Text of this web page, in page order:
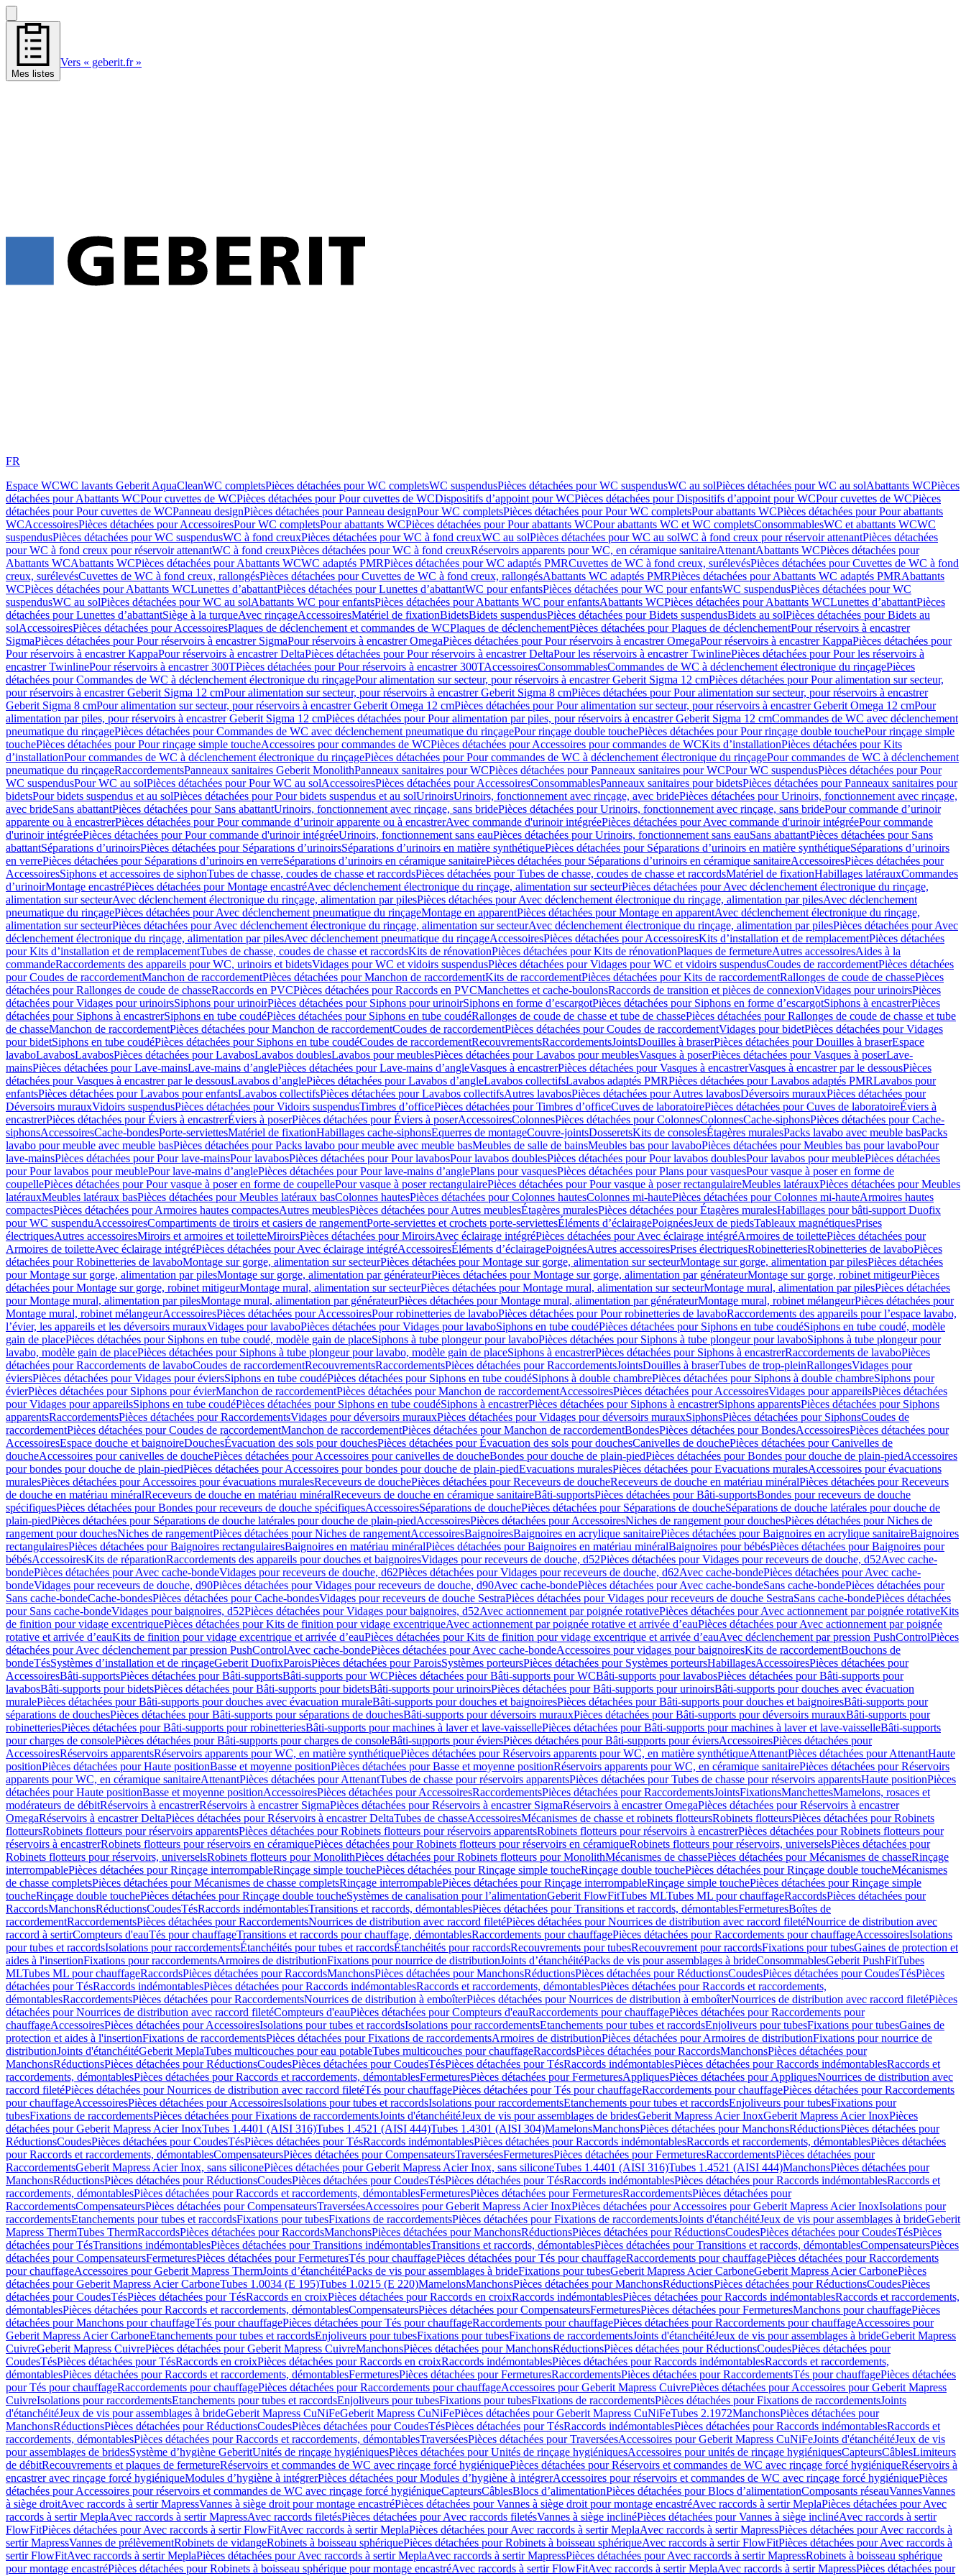
Mes listes
Vers « geberit.fr »
FR
Espace WCWC lavants Geberit AquaCleanWC completsPièces détachées pour WC completsWC suspendusPièces détachées pour WC suspendusWC au solPièces détachées pour WC au solAbattants WCPièces
détachées pour Abattants WCPour cuvettes de WCPièces détachées pour Pour cuvettes de WCDispositifs d’appoint pour WCPièces détachées pour Dispositifs d’appoint pour WCPour cuvettes de WCPièces
détachées pour Pour cuvettes de WCPanneau designPièces détachées pour Panneau designPour WC completsPièces détachées pour Pour WC completsPour abattants WCPièces détachées pour Pour abattants
WCAccessoiresPièces détachées pour AccessoiresPour WC completsPour abattants WCPièces détachées pour Pour abattants WCPour abattants WC et WC completsConsommablesWC et abattants WCWC
suspendusPièces détachées pour WC suspendusWC à fond creuxPièces détachées pour WC à fond creuxWC au solPièces détachées pour WC au solWC à fond creux pour réservoir attenantPièces détachées
pour WC à fond creux pour réservoir attenantWC à fond creuxPièces détachées pour WC à fond creuxRéservoirs apparents pour WC, en céramique sanitaireAttenantAbattants WCPièces détachées pour
Abattants WCAbattants WCPièces détachées pour Abattants WCWC adaptés PMRPièces détachées pour WC adaptés PMRCuvettes de WC à fond creux, surélevésPièces détachées pour Cuvettes de WC à fond
creux, surélevésCuvettes de WC à fond creux, rallongésPièces détachées pour Cuvettes de WC à fond creux, rallongésAbattants WC adaptés PMRPièces détachées pour Abattants WC adaptés PMRAbattants
WCPièces détachées pour Abattants WCLunettes d’abattantPièces détachées pour Lunettes d’abattantWC pour enfantsPièces détachées pour WC pour enfantsWC suspendusPièces détachées pour WC
suspendusWC au solPièces détachées pour WC au solAbattants WC pour enfantsPièces détachées pour Abattants WC pour enfantsAbattants WCPièces détachées pour Abattants WCLunettes d’abattantPièces
détachées pour Lunettes d’abattantSiège à la turqueAvec rinçageAccessoiresMatériel de fixationBidetsBidets suspendusPièces détachées pour Bidets suspendusBidets au solPièces détachées pour Bidets au
solAccessoiresPièces détachées pour AccessoiresPlaques de déclenchement et commandes de WCPlaques de déclenchementPièces détachées pour Plaques de déclenchementPour réservoirs à encastrer
SigmaPièces détachées pour Pour réservoirs à encastrer SigmaPour réservoirs à encastrer OmegaPièces détachées pour Pour réservoirs à encastrer OmegaPour réservoirs à encastrer KappaPièces détachées pour
Pour réservoirs à encastrer KappaPour réservoirs à encastrer DeltaPièces détachées pour Pour réservoirs à encastrer DeltaPour les réservoirs à encastrer TwinlinePièces détachées pour Pour les réservoirs à
encastrer TwinlinePour réservoirs à encastrer 300TPièces détachées pour Pour réservoirs à encastrer 300TAccessoiresConsommablesCommandes de WC à déclenchement électronique du rinçagePièces
détachées pour Commandes de WC à déclenchement électronique du rinçagePour alimentation sur secteur, pour réservoirs à encastrer Geberit Sigma 12 cmPièces détachées pour Pour alimentation sur secteur,
pour réservoirs à encastrer Geberit Sigma 12 cmPour alimentation sur secteur, pour réservoirs à encastrer Geberit Sigma 8 cmPièces détachées pour Pour alimentation sur secteur, pour réservoirs à encastrer
Geberit Sigma 8 cmPour alimentation sur secteur, pour réservoirs à encastrer Geberit Omega 12 cmPièces détachées pour Pour alimentation sur secteur, pour réservoirs à encastrer Geberit Omega 12 cmPour
alimentation par piles, pour réservoirs à encastrer Geberit Sigma 12 cmPièces détachées pour Pour alimentation par piles, pour réservoirs à encastrer Geberit Sigma 12 cmCommandes de WC avec déclenchement
pneumatique du rinçagePièces détachées pour Commandes de WC avec déclenchement pneumatique du rinçagePour rinçage double touchePièces détachées pour Pour rinçage double touchePour rinçage simple
touchePièces détachées pour Pour rinçage simple toucheAccessoires pour commandes de WCPièces détachées pour Accessoires pour commandes de WCKits d’installationPièces détachées pour Kits
d’installationPour commandes de WC à déclenchement électronique du rinçagePièces détachées pour Pour commandes de WC à déclenchement électronique du rinçagePour commandes de WC à déclenchement
pneumatique du rinçageRaccordementsPanneaux sanitaires Geberit MonolithPanneaux sanitaires pour WCPièces détachées pour Panneaux sanitaires pour WCPour WC suspendusPièces détachées pour Pour
WC suspendusPour WC au solPièces détachées pour Pour WC au solAccessoiresPièces détachées pour AccessoiresConsommablesPanneaux sanitaires pour bidetsPièces détachées pour Panneaux sanitaires pour
bidetsPour bidets suspendus et au solPièces détachées pour Pour bidets suspendus et au solUrinoirsUrinoirs, fonctionnement avec rinçage, avec bridePièces détachées pour Urinoirs, fonctionnement avec rinçage,
avec brideSans abattantPièces détachées pour Sans abattantUrinoirs, fonctionnement avec rinçage, sans bridePièces détachées pour Urinoirs, fonctionnement avec rinçage, sans bridePour commande d’urinoir
apparente ou à encastrerPièces détachées pour Pour commande d’urinoir apparente ou à encastrerAvec commande d'urinoir intégréePièces détachées pour Avec commande d'urinoir intégréePour commande
d'urinoir intégréePièces détachées pour Pour commande d'urinoir intégréeUrinoirs, fonctionnement sans eauPièces détachées pour Urinoirs, fonctionnement sans eauSans abattantPièces détachées pour Sans
abattantSéparations d’urinoirsPièces détachées pour Séparations d’urinoirsSéparations d’urinoirs en matière synthétiquePièces détachées pour Séparations d’urinoirs en matière synthétiqueSéparations d’urinoirs
en verrePièces détachées pour Séparations d’urinoirs en verreSéparations d’urinoirs en céramique sanitairePièces détachées pour Séparations d’urinoirs en céramique sanitaireAccessoiresPièces détachées pour
AccessoiresSiphons et accessoires de siphonTubes de chasse, coudes de chasse et raccordsPièces détachées pour Tubes de chasse, coudes de chasse et raccordsMatériel de fixationHabillages latérauxCommandes
dʼurinoirMontage encastréPièces détachées pour Montage encastréAvec déclenchement électronique du rinçage, alimentation sur secteurPièces détachées pour Avec déclenchement électronique du rinçage,
alimentation sur secteurAvec déclenchement électronique du rinçage, alimentation par pilesPièces détachées pour Avec déclenchement électronique du rinçage, alimentation par pilesAvec déclenchement
pneumatique du rinçagePièces détachées pour Avec déclenchement pneumatique du rinçageMontage en apparentPièces détachées pour Montage en apparentAvec déclenchement électronique du rinçage,
alimentation sur secteurPièces détachées pour Avec déclenchement électronique du rinçage, alimentation sur secteurAvec déclenchement électronique du rinçage, alimentation par pilesPièces détachées pour Avec
déclenchement électronique du rinçage, alimentation par pilesAvec déclenchement pneumatique du rinçageAccessoiresPièces détachées pour AccessoiresKits d’installation et de remplacementPièces détachées
pour Kits d’installation et de remplacementTubes de chasse, coudes de chasse et raccordsKits de rénovationPièces détachées pour Kits de rénovationPlaques de fermetureAutres accessoiresAides à la
commandeRaccordements des appareils pour WC, urinoirs et bidetsVidages pour WC et vidoirs suspendusPièces détachées pour Vidages pour WC et vidoirs suspendusCoudes de raccordementPièces détachées
pour Coudes de raccordementManchon de raccordementPièces détachées pour Manchon de raccordementKits de raccordementPièces détachées pour Kits de raccordementRallonges de coude de chassePièces
détachées pour Rallonges de coude de chasseRaccords en PVCPièces détachées pour Raccords en PVCManchettes et cache-boulonsRaccords de transition et pièces de connexionVidages pour urinoirsPièces
détachées pour Vidages pour urinoirsSiphons pour urinoirPièces détachées pour Siphons pour urinoirSiphons en forme d’escargotPièces détachées pour Siphons en forme d’escargotSiphons à encastrerPièces
détachées pour Siphons à encastrerSiphons en tube coudéPièces détachées pour Siphons en tube coudéRallonges de coude de chasse et tube de chassePièces détachées pour Rallonges de coude de chasse et tube
de chasseManchon de raccordementPièces détachées pour Manchon de raccordementCoudes de raccordementPièces détachées pour Coudes de raccordementVidages pour bidetPièces détachées pour Vidages
pour bidetSiphons en tube coudéPièces détachées pour Siphons en tube coudéCoudes de raccordementRecouvrementsRaccordementsJointsDouilles à braserPièces détachées pour Douilles à braserEspace
lavaboLavabosLavabosPièces détachées pour LavabosLavabos doublesLavabos pour meublesPièces détachées pour Lavabos pour meublesVasques à poserPièces détachées pour Vasques à poserLave-
mainsPièces détachées pour Lave-mainsLave-mains d’anglePièces détachées pour Lave-mains d’angleVasques à encastrerPièces détachées pour Vasques à encastrerVasques à encastrer par le dessousPièces
détachées pour Vasques à encastrer par le dessousLavabos d’anglePièces détachées pour Lavabos d’angleLavabos collectifsLavabos adaptés PMRPièces détachées pour Lavabos adaptés PMRLavabos pour
enfantsPièces détachées pour Lavabos pour enfantsLavabos collectifsPièces détachées pour Lavabos collectifsAutres lavabosPièces détachées pour Autres lavabosDéversoirs murauxPièces détachées pour
Déversoirs murauxVidoirs suspendusPièces détachées pour Vidoirs suspendusTimbres dʼofficePièces détachées pour Timbres dʼofficeCuves de laboratoirePièces détachées pour Cuves de laboratoireÉviers à
encastrerPièces détachées pour Éviers à encastrerÉviers à poserPièces détachées pour Éviers à poserAccessoiresColonnesPièces détachées pour ColonnesColonnesCache-siphonsPièces détachées pour Cache-
siphonsAccessoiresCache-bondesPorte-serviettesMatériel de fixationHabillages cache-siphonsEquerres de montageCouvre-jointsDosseretsKits de consolesÉtagères muralesPacks lavabo avec meuble basPacks
lavabo pour meuble avec meuble basPièces détachées pour Packs lavabo pour meuble avec meuble basMeubles de salle de bainsMeubles bas pour lavaboPièces détachées pour Meubles bas pour lavaboPour
lave-mainsPièces détachées pour Pour lave-mainsPour lavabosPièces détachées pour Pour lavabosPour lavabos doublesPièces détachées pour Pour lavabos doublesPour lavabos pour meublePièces détachées
pour Pour lavabos pour meublePour lave-mains d’anglePièces détachées pour Pour lave-mains d’anglePlans pour vasquesPièces détachées pour Plans pour vasquesPour vasque à poser en forme de
coupellePièces détachées pour Pour vasque à poser en forme de coupellePour vasque à poser rectangulairePièces détachées pour Pour vasque à poser rectangulaireMeubles latérauxPièces détachées pour Meubles
latérauxMeubles latéraux basPièces détachées pour Meubles latéraux basColonnes hautesPièces détachées pour Colonnes hautesColonnes mi-hautePièces détachées pour Colonnes mi-hauteArmoires hautes
compactesPièces détachées pour Armoires hautes compactesAutres meublesPièces détachées pour Autres meublesÉtagères muralesPièces détachées pour Étagères muralesHabillages pour bâti-support Duofix
pour WC suspenduAccessoiresCompartiments de tiroirs et casiers de rangementPorte-serviettes et crochets porte-serviettesÉléments d’éclairagePoignéesJeux de piedsTableaux magnétiquesPrises
électriquesAutres accessoiresMiroirs et armoires et toiletteMiroirsPièces détachées pour MiroirsAvec éclairage intégréPièces détachées pour Avec éclairage intégréArmoires de toilettePièces détachées pour
Armoires de toiletteAvec éclairage intégréPièces détachées pour Avec éclairage intégréAccessoiresÉléments d’éclairagePoignéesAutres accessoiresPrises électriquesRobinetteriesRobinetteries de lavaboPièces
détachées pour Robinetteries de lavaboMontage sur gorge, alimentation sur secteurPièces détachées pour Montage sur gorge, alimentation sur secteurMontage sur gorge, alimentation par pilesPièces détachées
pour Montage sur gorge, alimentation par pilesMontage sur gorge, alimentation par générateurPièces détachées pour Montage sur gorge, alimentation par générateurMontage sur gorge, robinet mitigeurPièces
détachées pour Montage sur gorge, robinet mitigeurMontage mural, alimentation sur secteurPièces détachées pour Montage mural, alimentation sur secteurMontage mural, alimentation par pilesPièces détachées
pour Montage mural, alimentation par pilesMontage mural, alimentation par générateurPièces détachées pour Montage mural, alimentation par générateurMontage mural, robinet mélangeurPièces détachées pour
Montage mural, robinet mélangeurAccessoiresPièces détachées pour AccessoiresPour robinetteries de lavaboPièces détachées pour Pour robinetteries de lavaboRaccordements des appareils pour l’espace lavabo,
l’évier, les appareils et les déversoirs murauxVidages pour lavaboPièces détachées pour Vidages pour lavaboSiphons en tube coudéPièces détachées pour Siphons en tube coudéSiphons en tube coudé, modèle
gain de placePièces détachées pour Siphons en tube coudé, modèle gain de placeSiphons à tube plongeur pour lavaboPièces détachées pour Siphons à tube plongeur pour lavaboSiphons à tube plongeur pour
lavabo, modèle gain de placePièces détachées pour Siphons à tube plongeur pour lavabo, modèle gain de placeSiphons à encastrerPièces détachées pour Siphons à encastrerRaccordements de lavaboPièces
détachées pour Raccordements de lavaboCoudes de raccordementRecouvrementsRaccordementsPièces détachées pour RaccordementsJointsDouilles à braserTubes de trop-pleinRallongesVidages pour
éviersPièces détachées pour Vidages pour éviersSiphons en tube coudéPièces détachées pour Siphons en tube coudéSiphons à double chambrePièces détachées pour Siphons à double chambreSiphons pour
évierPièces détachées pour Siphons pour évierManchon de raccordementPièces détachées pour Manchon de raccordementAccessoiresPièces détachées pour AccessoiresVidages pour appareilsPièces détachées
pour Vidages pour appareilsSiphons en tube coudéPièces détachées pour Siphons en tube coudéSiphons à encastrerPièces détachées pour Siphons à encastrerSiphons apparentsPièces détachées pour Siphons
apparentsRaccordementsPièces détachées pour RaccordementsVidages pour déversoirs murauxPièces détachées pour Vidages pour déversoirs murauxSiphonsPièces détachées pour SiphonsCoudes de
raccordementPièces détachées pour Coudes de raccordementManchon de raccordementPièces détachées pour Manchon de raccordementBondesPièces détachées pour BondesAccessoiresPièces détachées pour
AccessoiresEspace douche et baignoireDouchesÉvacuation des sols pour douchesPièces détachées pour Évacuation des sols pour douchesCanivelles de douchePièces détachées pour Canivelles de
doucheAccessoires pour canivelles de douchePièces détachées pour Accessoires pour canivelles de doucheBondes pour douche de plain-piedPièces détachées pour Bondes pour douche de plain-piedAccessoires
pour bondes pour douche de plain-piedPièces détachées pour Accessoires pour bondes pour douche de plain-piedEvacuations muralesPièces détachées pour Evacuations muralesAccessoires pour évacuations
muralesPièces détachées pour Accessoires pour évacuations muralesReceveurs de douchePièces détachées pour Receveurs de doucheReceveurs de douche en matériau minéralPièces détachées pour Receveurs
de douche en matériau minéralReceveurs de douche en matériau minéralReceveurs de douche en céramique sanitaireBâti-supportsPièces détachées pour Bâti-supportsBondes pour receveurs de douche
spécifiquesPièces détachées pour Bondes pour receveurs de douche spécifiquesAccessoiresSéparations de douchePièces détachées pour Séparations de doucheSéparations de douche latérales pour douche de
plain-piedPièces détachées pour Séparations de douche latérales pour douche de plain-piedAccessoiresPièces détachées pour AccessoiresNiches de rangement pour douchesPièces détachées pour Niches de
rangement pour douchesNiches de rangementPièces détachées pour Niches de rangementAccessoiresBaignoiresBaignoires en acrylique sanitairePièces détachées pour Baignoires en acrylique sanitaireBaignoires
rectangulairesPièces détachées pour Baignoires rectangulairesBaignoires en matériau minéralPièces détachées pour Baignoires en matériau minéralBaignoires pour bébésPièces détachées pour Baignoires pour
bébésAccessoiresKits de réparationRaccordements des appareils pour douches et baignoiresVidages pour receveurs de douche, d52Pièces détachées pour Vidages pour receveurs de douche, d52Avec cache-
bondePièces détachées pour Avec cache-bondeVidages pour receveurs de douche, d62Pièces détachées pour Vidages pour receveurs de douche, d62Avec cache-bondePièces détachées pour Avec cache-
bondeVidages pour receveurs de douche, d90Pièces détachées pour Vidages pour receveurs de douche, d90Avec cache-bondePièces détachées pour Avec cache-bondeSans cache-bondePièces détachées pour
Sans cache-bondeCache-bondesPièces détachées pour Cache-bondesVidages pour receveurs de douche SestraPièces détachées pour Vidages pour receveurs de douche SestraSans cache-bondePièces détachées
pour Sans cache-bondeVidages pour baignoires, d52Pièces détachées pour Vidages pour baignoires, d52Avec actionnement par poignée rotativePièces détachées pour Avec actionnement par poignée rotativeKits
de finition pour vidage excentriquePièces détachées pour Kits de finition pour vidage excentriqueAvec actionnement par poignée rotative et arrivée d’eauPièces détachées pour Avec actionnement par poignée
rotative et arrivée d’eauKits de finition pour vidage excentrique et arrivée d’eauPièces détachées pour Kits de finition pour vidage excentrique et arrivée d’eauAvec déclenchement par pression PushControlPièces
détachées pour Avec déclenchement par pression PushControlAvec cache-bondePièces détachées pour Avec cache-bondeAccessoires pour vidages pour baignoiresKits de raccordementBouchons de
bondeTésSystèmes d’installation et de rinçageGeberit DuofixParoisPièces détachées pour ParoisSystèmes porteursPièces détachées pour Systèmes porteursHabillagesAccessoiresPièces détachées pour
AccessoiresBâti-supportsPièces détachées pour Bâti-supportsBâti-supports pour WCPièces détachées pour Bâti-supports pour WCBâti-supports pour lavabosPièces détachées pour Bâti-supports pour
lavabosBâti-supports pour bidetsPièces détachées pour Bâti-supports pour bidetsBâti-supports pour urinoirsPièces détachées pour Bâti-supports pour urinoirsBâti-supports pour douches avec évacuation
muralePièces détachées pour Bâti-supports pour douches avec évacuation muraleBâti-supports pour douches et baignoiresPièces détachées pour Bâti-supports pour douches et baignoiresBâti-supports pour
séparations de douchesPièces détachées pour Bâti-supports pour séparations de douchesBâti-supports pour déversoirs murauxPièces détachées pour Bâti-supports pour déversoirs murauxBâti-supports pour
robinetteriesPièces détachées pour Bâti-supports pour robinetteriesBâti-supports pour machines à laver et lave-vaissellePièces détachées pour Bâti-supports pour machines à laver et lave-vaisselleBâti-supports
pour charges de consolePièces détachées pour Bâti-supports pour charges de consoleBâti-supports pour éviersPièces détachées pour Bâti-supports pour éviersAccessoiresPièces détachées pour
AccessoiresRéservoirs apparentsRéservoirs apparents pour WC, en matière synthétiquePièces détachées pour Réservoirs apparents pour WC, en matière synthétiqueAttenantPièces détachées pour AttenantHaute
positionPièces détachées pour Haute positionBasse et moyenne positionPièces détachées pour Basse et moyenne positionRéservoirs apparents pour WC, en céramique sanitairePièces détachées pour Réservoirs
apparents pour WC, en céramique sanitaireAttenantPièces détachées pour AttenantTubes de chasse pour réservoirs apparentsPièces détachées pour Tubes de chasse pour réservoirs apparentsHaute positionPièces
détachées pour Haute positionBasse et moyenne positionAccessoiresPièces détachées pour AccessoiresRaccordementsPièces détachées pour RaccordementsJointsFixationsManchettesMamelons, rosaces et
modérateurs de débitRéservoirs à encastrerRéservoirs à encastrer SigmaPièces détachées pour Réservoirs à encastrer SigmaRéservoirs à encastrer OmegaPièces détachées pour Réservoirs à encastrer
OmegaRéservoirs à encastrer DeltaPièces détachées pour Réservoirs à encastrer DeltaTubes de chasseAccessoiresMécanismes de chasse et robinets flotteursRobinets flotteursPièces détachées pour Robinets
flotteursRobinets flotteurs pour réservoirs apparentsPièces détachées pour Robinets flotteurs pour réservoirs apparentsRobinets flotteurs pour réservoirs à encastrerPièces détachées pour Robinets flotteurs pour
réservoirs à encastrerRobinets flotteurs pour réservoirs en céramiquePièces détachées pour Robinets flotteurs pour réservoirs en céramiqueRobinets flotteurs pour réservoirs, universelsPièces détachées pour
Robinets flotteurs pour réservoirs, universelsRobinets flotteurs pour MonolithPièces détachées pour Robinets flotteurs pour MonolithMécanismes de chassePièces détachées pour Mécanismes de chasseRinçage
interrompablePièces détachées pour Rinçage interrompableRinçage simple touchePièces détachées pour Rinçage simple toucheRinçage double touchePièces détachées pour Rinçage double toucheMécanismes
de chasse completsPièces détachées pour Mécanismes de chasse completsRinçage interrompablePièces détachées pour Rinçage interrompableRinçage simple touchePièces détachées pour Rinçage simple
toucheRinçage double touchePièces détachées pour Rinçage double toucheSystèmes de canalisation pour l’alimentationGeberit FlowFitTubes MLTubes ML pour chauffageRaccordsPièces détachées pour
RaccordsManchonsRéductionsCoudesTésRaccords indémontablesTransitions et raccords, démontablesPièces détachées pour Transitions et raccords, démontablesFermeturesBoîtes de
raccordementRaccordementsPièces détachées pour RaccordementsNourrices de distribution avec raccord filetéPièces détachées pour Nourrices de distribution avec raccord filetéNourrice de distribution avec
raccord à sertirCompteurs d'eauTés pour chauffageTransitions et raccords pour chauffage, démontablesRaccordements pour chauffagePièces détachées pour Raccordements pour chauffageAccessoiresIsolations
pour tubes et raccordsIsolations pour raccordementsÉtanchéités pour tubes et raccordsÉtanchéités pour raccordsRecouvrements pour tubesRecouvrement pour raccordsFixations pour tubesGaines de protection et
aides à l'insertionFixations pour raccordementsArmoires de distributionFixations pour nourrice de distributionJoints d’étanchéitéPacks de vis pour assemblages à brideConsommablesGeberit PushFitTubes
MLTubes ML pour chauffageRaccordsPièces détachées pour RaccordsManchonsPièces détachées pour ManchonsRéductionsPièces détachées pour RéductionsCoudesPièces détachées pour CoudesTésPièces
détachées pour TésRaccords indémontablesPièces détachées pour Raccords indémontablesRaccords et raccordements, démontablesPièces détachées pour Raccords et raccordements,
démontablesRaccordementsPièces détachées pour RaccordementsNourrices de distribution à emboîterPièces détachées pour Nourrices de distribution à emboîterNourrices de distribution avec raccord filetéPièces
détachées pour Nourrices de distribution avec raccord filetéCompteurs d'eauPièces détachées pour Compteurs d'eauRaccordements pour chauffagePièces détachées pour Raccordements pour
chauffageAccessoiresPièces détachées pour AccessoiresIsolations pour tubes et raccordsIsolations pour raccordementsEtanchements pour tubes et raccordsEnjoliveurs pour tubesFixations pour tubesGaines de
protection et aides à l'insertionFixations de raccordementsPièces détachées pour Fixations de raccordementsArmoires de distributionPièces détachées pour Armoires de distributionFixations pour nourrice de
distributionJoints d'étanchéitéGeberit MeplaTubes multicouches pour eau potableTubes multicouches pour chauffageRaccordsPièces détachées pour RaccordsManchonsPièces détachées pour
ManchonsRéductionsPièces détachées pour RéductionsCoudesPièces détachées pour CoudesTésPièces détachées pour TésRaccords indémontablesPièces détachées pour Raccords indémontablesRaccords et
raccordements, démontablesPièces détachées pour Raccords et raccordements, démontablesFermeturesPièces détachées pour FermeturesAppliquesPièces détachées pour AppliquesNourrices de distribution avec
raccord filetéPièces détachées pour Nourrices de distribution avec raccord filetéTés pour chauffagePièces détachées pour Tés pour chauffageRaccordements pour chauffagePièces détachées pour Raccordements
pour chauffageAccessoiresPièces détachées pour AccessoiresIsolations pour tubes et raccordsIsolations pour raccordementsEtanchements pour tubes et raccordsEnjoliveurs pour tubesFixations pour
tubesFixations de raccordementsPièces détachées pour Fixations de raccordementsJoints d'étanchéitéJeux de vis pour assemblages de bridesGeberit Mapress Acier InoxGeberit Mapress Acier InoxPièces
détachées pour Geberit Mapress Acier InoxTubes 1.4401 (AISI 316)Tubes 1.4521 (AISI 444)Tubes 1.4301 (AISI 304)MamelonsManchonsPièces détachées pour ManchonsRéductionsPièces détachées pour
RéductionsCoudesPièces détachées pour CoudesTésPièces détachées pour TésRaccords indémontablesPièces détachées pour Raccords indémontablesRaccords et raccordements, démontablesPièces détachées
pour Raccords et raccordements, démontablesCompensateursPièces détachées pour CompensateursTraverséesFermeturesPièces détachées pour FermeturesRaccordementsPièces détachées pour
RaccordementsGeberit Mapress Acier Inox, sans siliconePièces détachées pour Geberit Mapress Acier Inox, sans siliconeTubes 1.4401 (AISI 316)Tubes 1.4521 (AISI 444)ManchonsPièces détachées pour
ManchonsRéductionsPièces détachées pour RéductionsCoudesPièces détachées pour CoudesTésPièces détachées pour TésRaccords indémontablesPièces détachées pour Raccords indémontablesRaccords et
raccordements, démontablesPièces détachées pour Raccords et raccordements, démontablesFermeturesPièces détachées pour FermeturesRaccordementsPièces détachées pour
RaccordementsCompensateursPièces détachées pour CompensateursTraverséesAccessoires pour Geberit Mapress Acier InoxPièces détachées pour Accessoires pour Geberit Mapress Acier InoxIsolations pour
raccordementsEtanchements pour tubes et raccordsFixations pour tubesFixations de raccordementsPièces détachées pour Fixations de raccordementsJoints d'étanchéitéJeux de vis pour assemblages à brideGeberit
Mapress ThermTubes ThermRaccordsPièces détachées pour RaccordsManchonsPièces détachées pour ManchonsRéductionsPièces détachées pour RéductionsCoudesPièces détachées pour CoudesTésPièces
détachées pour TésTransitions indémontablesPièces détachées pour Transitions indémontablesTransitions et raccords, démontablesPièces détachées pour Transitions et raccords, démontablesCompensateursPièces
détachées pour CompensateursFermeturesPièces détachées pour FermeturesTés pour chauffagePièces détachées pour Tés pour chauffageRaccordements pour chauffagePièces détachées pour Raccordements
pour chauffageAccessoires pour Geberit Mapress ThermJoints d’étanchéitéPacks de vis pour assemblages à brideFixations pour tubesGeberit Mapress Acier CarboneGeberit Mapress Acier CarbonePièces
détachées pour Geberit Mapress Acier CarboneTubes 1.0034 (E 195)Tubes 1.0215 (E 220)MamelonsManchonsPièces détachées pour ManchonsRéductionsPièces détachées pour RéductionsCoudesPièces
détachées pour CoudesTésPièces détachées pour TésRaccords en croixPièces détachées pour Raccords en croixRaccords indémontablesPièces détachées pour Raccords indémontablesRaccords et raccordements,
démontablesPièces détachées pour Raccords et raccordements, démontablesCompensateursPièces détachées pour CompensateursFermeturesPièces détachées pour FermeturesManchons pour chauffagePièces
détachées pour Manchons pour chauffageTés pour chauffagePièces détachées pour Tés pour chauffageRaccordements pour chauffagePièces détachées pour Raccordements pour chauffageAccessoires pour
Geberit Mapress Acier CarboneEtanchements pour tubes et raccordsEnjoliveurs pour tubesFixations pour tubesFixations de raccordementsJoints d'étanchéitéJeux de vis pour assemblages à brideGeberit Mapress
CuivreGeberit Mapress CuivrePièces détachées pour Geberit Mapress CuivreManchonsPièces détachées pour ManchonsRéductionsPièces détachées pour RéductionsCoudesPièces détachées pour
CoudesTésPièces détachées pour TésRaccords en croixPièces détachées pour Raccords en croixRaccords indémontablesPièces détachées pour Raccords indémontablesRaccords et raccordements,
démontablesPièces détachées pour Raccords et raccordements, démontablesFermeturesPièces détachées pour FermeturesRaccordementsPièces détachées pour RaccordementsTés pour chauffagePièces détachées
pour Tés pour chauffageRaccordements pour chauffagePièces détachées pour Raccordements pour chauffageAccessoires pour Geberit Mapress CuivrePièces détachées pour Accessoires pour Geberit Mapress
CuivreIsolations pour raccordementsEtanchements pour tubes et raccordsEnjoliveurs pour tubesFixations pour tubesFixations de raccordementsPièces détachées pour Fixations de raccordementsJoints
d'étanchéitéJeux de vis pour assemblages à brideGeberit Mapress CuNiFeGeberit Mapress CuNiFePièces détachées pour Geberit Mapress CuNiFeTubes 2.1972ManchonsPièces détachées pour
ManchonsRéductionsPièces détachées pour RéductionsCoudesPièces détachées pour CoudesTésPièces détachées pour TésRaccords indémontablesPièces détachées pour Raccords indémontablesRaccords et
raccordements, démontablesPièces détachées pour Raccords et raccordements, démontablesTraverséesPièces détachées pour TraverséesAccessoires pour Geberit Mapress CuNiFeJoints d'étanchéitéJeux de vis
pour assemblages de bridesSystème d’hygiène GeberitUnités de rinçage hygiéniquesPièces détachées pour Unités de rinçage hygiéniquesAccessoires pour unités de rinçage hygiéniquesCapteursCâblesLimiteurs
de débitRecouvrements et plaques de fermetureRéservoirs et commandes de WC avec rinçage forcé hygiéniquePièces détachées pour Réservoirs et commandes de WC avec rinçage forcé hygiéniqueRéservoirs à
encastrer avec rinçage forcé hygiéniqueModules d’hygiène à intégrerPièces détachées pour Modules d’hygiène à intégrerAccessoires pour réservoirs et commandes de WC avec rinçage forcé hygiéniquePièces
détachées pour Accessoires pour réservoirs et commandes de WC avec rinçage forcé hygiéniqueCapteursCâblesBlocs d’alimentationPièces détachées pour Blocs d’alimentationComposants réseauVannesVannes
à siège droitAvec raccords à sertir MapressVannes à siège droit pour montage encastréPièces détachées pour Vannes à siège droit pour montage encastréAvec raccords à sertir MeplaPièces détachées pour Avec
raccords à sertir MeplaAvec raccords à sertir MapressAvec raccords filetésPièces détachées pour Avec raccords filetésVannes à siège inclinéPièces détachées pour Vannes à siège inclinéAvec raccords à sertir
FlowFitPièces détachées pour Avec raccords à sertir FlowFitAvec raccords à sertir MeplaPièces détachées pour Avec raccords à sertir MeplaAvec raccords à sertir MapressPièces détachées pour Avec raccords à
sertir MapressVannes de prélèvementRobinets de vidangeRobinets à boisseau sphériquePièces détachées pour Robinets à boisseau sphériqueAvec raccords à sertir FlowFitPièces détachées pour Avec raccords à
sertir FlowFitAvec raccords à sertir MeplaPièces détachées pour Avec raccords à sertir MeplaAvec raccords à sertir MapressPièces détachées pour Avec raccords à sertir MapressRobinets à boisseau sphérique
pour montage encastréPièces détachées pour Robinets à boisseau sphérique pour montage encastréAvec raccords à sertir FlowFitAvec raccords à sertir MeplaAvec raccords à sertir MapressPièces détachées pour